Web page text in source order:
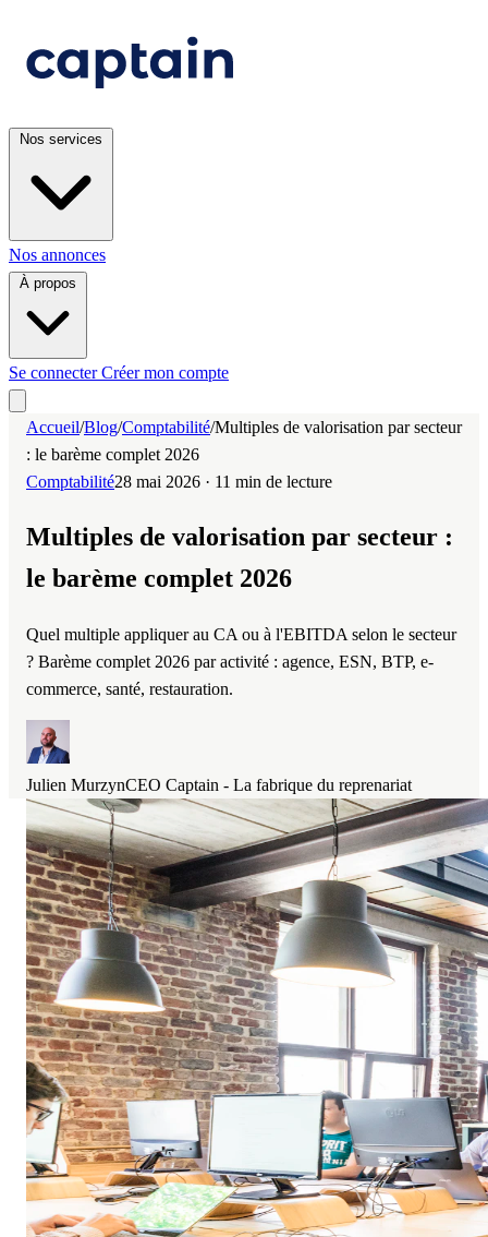
Nos annonces
Se connecterCréer mon compte
Accueil/Blog/Comptabilité/Multiples de valorisation par secteur
: le barème complet 2026
Comptabilité28 mai 2026 · 11 min de lecture
Multiples de valorisation par secteur :
le barème complet 2026
Quel multiple appliquer au CA ou à l'EBITDA selon le secteur
? Barème complet 2026 par activité : agence, ESN, BTP, e-
commerce, santé, restauration.
Julien MurzynCEO Captain - La fabrique du reprenariat